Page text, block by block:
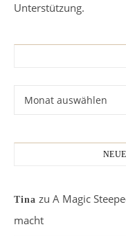
Unterstützung.
Tina zu A Magic
macht